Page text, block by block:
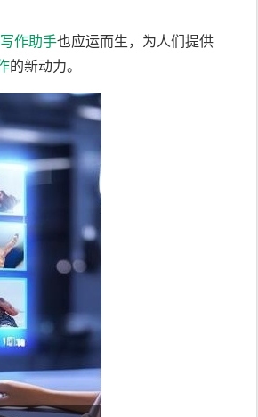
作助手也应运而生，为人们提供
的新动力。